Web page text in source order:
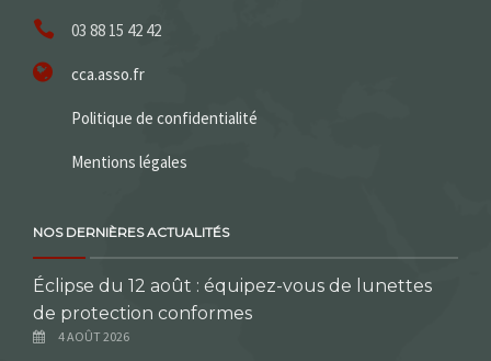
03 88 15 42 42
cca.asso.fr
Politique de confidentialité
Mentions légales
NOS DERNIÈRES ACTUALITÉS
Éclipse du 12 août : équipez-vous de lunettes
de protection conformes
4 AOÛT 2026